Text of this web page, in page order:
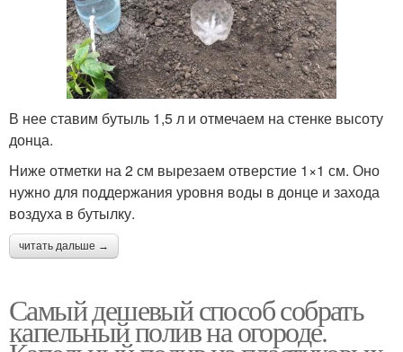
В нее ставим бутыль 1,5 л и отмечаем на стенке высоту
донца.
Ниже отметки на 2 см вырезаем отверстие 1×1 см. Оно
нужно для поддержания уровня воды в донце и захода
воздуха в бутылку.
читать дальше →
Самый дешевый способ собрать
капельный полив на огороде.